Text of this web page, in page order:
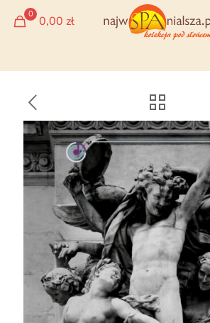
0 0,00 zł